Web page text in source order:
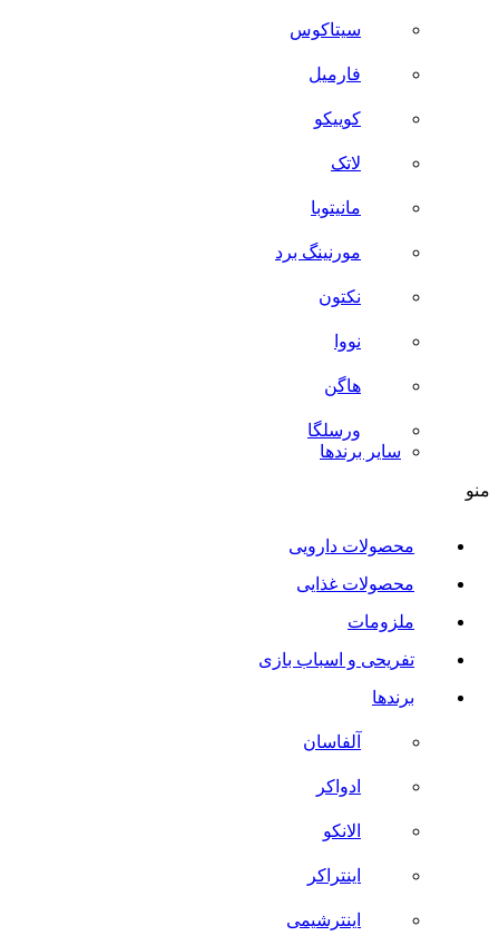
سیتاکوس
فارمیل
کوییکو
لاتک
مانیتوبا
مورنینگ برد
نکتون
نووا
هاگن
ورسلگا
سایر برند‌ها
منو
محصولات دارویی
محصولات غذایی
ملزومات
تفریحی و اسباب بازی
برندها
آلفاسان
ادواکر
الانکو
اینتراکر
اینترشیمی